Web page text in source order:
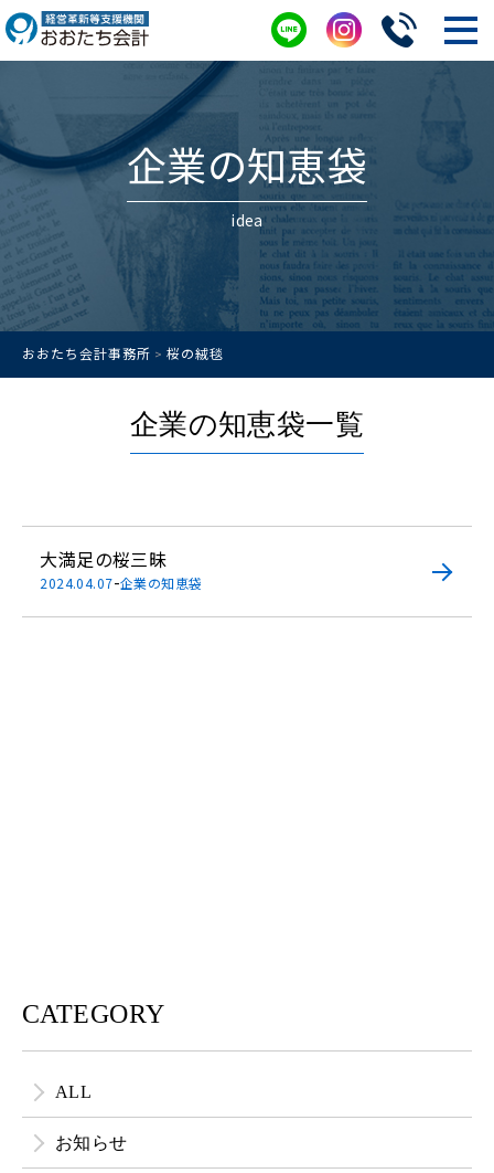
企業の知恵袋
idea
おおたち会計事務所 > 桜の絨毯
企業の知恵袋一覧
大満足の桜三昧
2024.04.07-企業の知恵袋
CATEGORY
ALL
お知らせ